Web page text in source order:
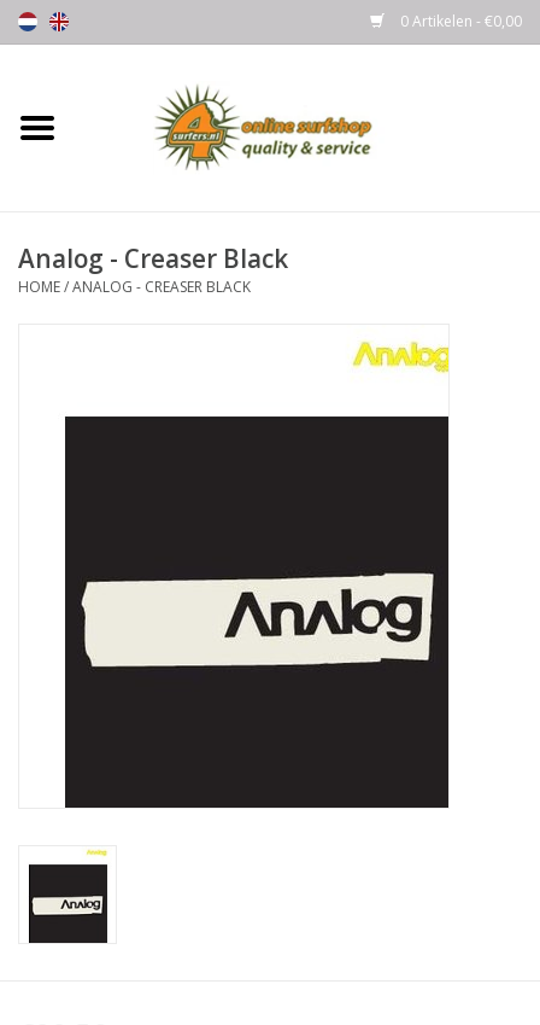
0 Artikelen - €0,00
Home
Wetsuits
Accessories
Merken
Analog - Creaser Black
HOME/ANALOG - CREASER BLACK